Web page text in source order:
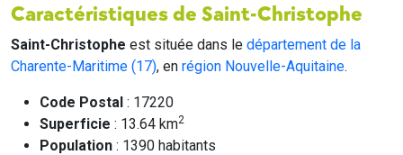
Caractéristiques de Saint-Christophe
Saint-Christophe est située dans le département de la
Charente-Maritime (17), en région Nouvelle-Aquitaine.
Code Postal : 17220
Superficie : 13.64 km2
Population : 1390 habitants